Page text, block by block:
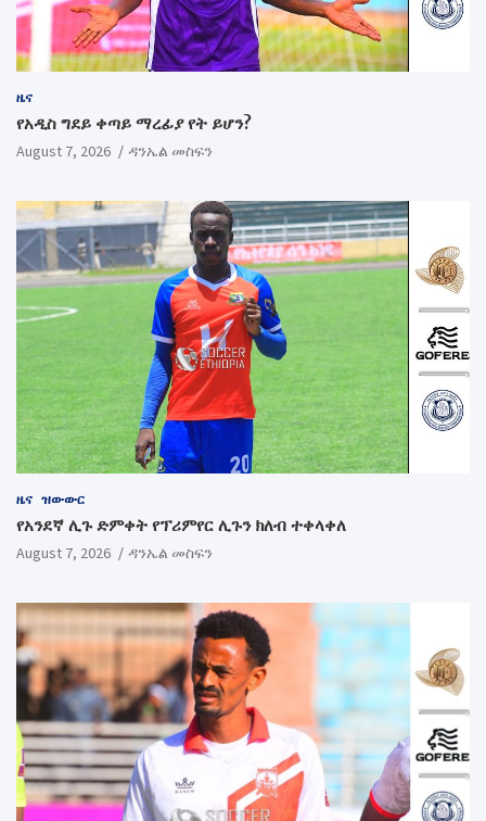
ዜና
የአዲስ ግደይ ቀጣይ ማረፊያ የት ይሆን?
August 7, 2026 ዳንኤል መስፍን
ዜና ዝውውር
የአንደኛ ሊጉ ድምቀት የፕሪምየር ሊጉን ክለብ ተቀላቀለ
August 7, 2026 ዳንኤል መስፍን